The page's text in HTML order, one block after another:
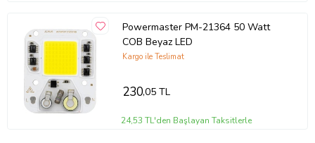
Powermaster PM-21364 50 Watt
COB Beyaz LED
Kargo ile Teslimat
230,05 TL
24,53 TL'den Başlayan Taksitlerle